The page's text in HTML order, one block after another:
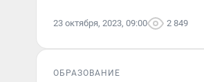
23 октября, 2023, 09:00 2 849
ОБРАЗОВАНИЕ